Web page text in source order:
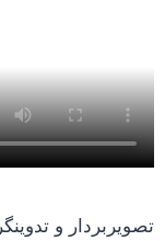
تصویربردار و